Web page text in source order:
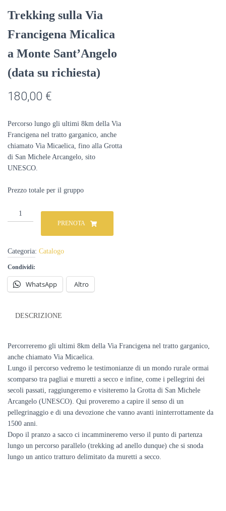
Trekking sulla Via
Francigena Micalica
a Monte Sant’Angelo
(data su richiesta)
180,00 €
Percorso lungo gli ultimi 8km della Via
Francigena nel tratto garganico, anche
chiamato Via Micaelica, fino alla Grotta
di San Michele Arcangelo, sito
UNESCO.
Prezzo totale per il gruppo
Trekking
sulla
Micalica
a
Monte
Sant'Angelo
(data
quantità
PRENOTA
Categoria: Catalogo
Condividi:
WhatsApp Altro
DESCRIZIONE
Percorreremo gli ultimi 8km della Via Francigena nel tratto garganico,
anche chiamato Via Micaelica.
Lungo il percorso vedremo le testimonianze di un mondo rurale ormai
scomparso tra pagliai e muretti a secco e infine, come i pellegrini dei
secoli passati, raggiungeremo e visiteremo la Grotta di San Michele
Arcangelo (UNESCO). Qui proveremo a capire il senso di un
pellegrinaggio e di una devozione che vanno avanti ininterrottamente da
1500 anni.
Dopo il pranzo a sacco ci incammineremo verso il punto di partenza
lungo un percorso parallelo (trekking ad anello dunque) che si snoda
lungo un antico tratturo delimitato da muretti a secco.